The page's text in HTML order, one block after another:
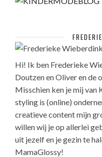
Hi! Ik ben Frederieke
Doutzen en Oliver en de
Misschien ken je mij
styling is (online)
creatieve content mijn
willen wij je op allerlei
uit jezelf en je gezin te
MamaGlossy!